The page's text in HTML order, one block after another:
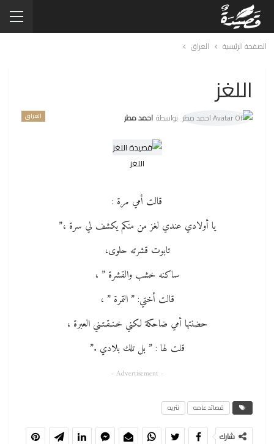
الصفحة الرئيسية العراق
اللغز
العراق بواسطة احمد مطر
اللغز
قالت أمي مرة :
يا أولادي عندي لغز من منكم يكشف لي سرة ،”
تابوت قشرته حلوى،
ساكنه خشب والقشرة ” ،
قالت أختي: ” التمرة ” ،
حضنتها أمي ضاحكة لكني خـنـقـتـني العبرة ،
قلت لها : ” بل تلك بلادي .”
- Advertisement -
قصائد عامه نثريه
شارك